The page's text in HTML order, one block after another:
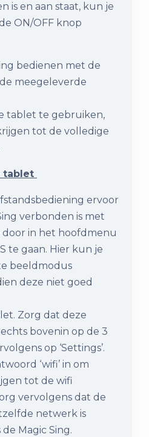
is en aan staat, kun je
ON/OFF knop
bedienen met de
meegeleverde
tablet te gebruiken,
tot de volledige
tablet
ervoor
verbonden is met
door in het hoofdmenu
te gaan. Hier kun je
beeldmodus
deze niet goed
Zorg dat deze
bovenin op de 3
op ‘Settings’.
‘wifi’ in om
tot de wifi
vervolgens dat de
netwerk is
Magic Sing.